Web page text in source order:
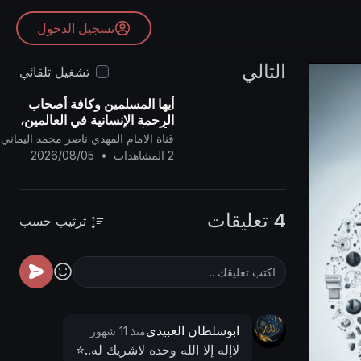
تسجيل الدخول
التالي
تشغيل تلقائي
أيها المسلمين وكافة أصحاب
الرحمة الإنسانية في العالمين،
فأنتم أولياء لنا، وإن الشيطان
(دونالد ترامب) عدو للمسلمين..
قناة الامام المهدي ناصر محمد اليماني
2 المشاهدات
•
2026/08/05
4 تعليقات ترتيب حسب
ابوسلطان العبيديمنذ 11 شهور
لاإله إلا الله وحده لاشريك له..⭐️